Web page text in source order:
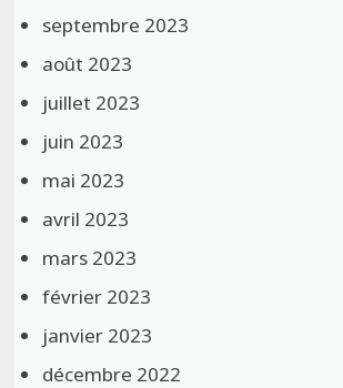
septembre 2023
août 2023
juillet 2023
juin 2023
mai 2023
avril 2023
mars 2023
février 2023
janvier 2023
décembre 2022